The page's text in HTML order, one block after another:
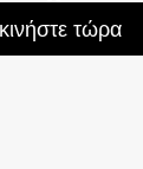
τώρα